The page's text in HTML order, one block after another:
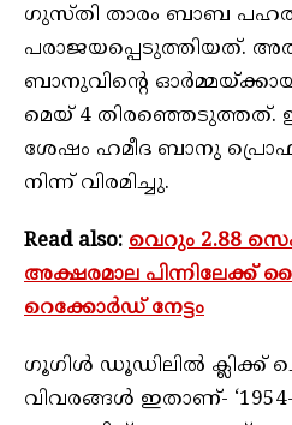
ഗുസ്തി താരം ബാബ
പരാജയപ്പെടുത്തിയത്.
ബാനുവിന്റെ
മെയ് 4 തിരഞ്ഞെടുത്തത്.
ശേഷം ഹമീദ ബാനു
നിന്ന് വിരമിച്ചു.
Read also: വെറും 2.88
അക്ഷരമാല പിന്നിലേക്ക്
റെക്കോർഡ് നേട്ടം
ഗൂഗിൾ ഡൂഡിലിൽ ക്ലിക്ക്
വിവരങ്ങൾ ഇതാണ്-